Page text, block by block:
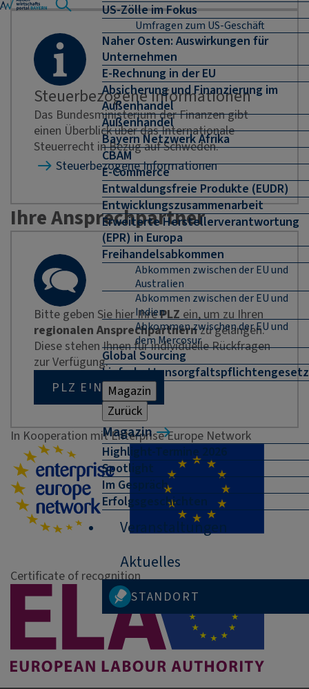
US-Zölle im Fokus
Umfragen zum US-Geschäft
Naher Osten: Auswirkungen für
Unternehmen
E-Rechnung in der EU
Absicherung und Finanzierung im
Außenhandel
Außenhandel
Bayern Netzwerk Afrika
CBAM
E-Commerce
Entwaldungsfreie Produkte (EUDR)
Entwicklungszusammenarbeit
Erweiterte Herstellerverantwortung
(EPR) in Europa
Freihandelsabkommen
Abkommen zwischen der EU und
Australien
Abkommen zwischen der EU und
Indien
Abkommen zwischen der EU und
dem Mercosur
Global Sourcing
Lieferkettensorgfaltspflichtengesetz
Magazin
Zurück
Magazin
Highlight-Termine 2026
Spotlight
Im Gespräch
Erfolgsgeschichten
Veranstaltungen
Aktuelles
STANDORT
Steuerbezogene Informationen
Das Bundesministerium der Finanzen gibt
einen Überblick über das Internationale
Steuerrecht in Bezug auf Schweden.
Steuerbezogene Informationen
Ihre Ansprechpartner
Bitte geben Sie hier IhrePLZ ein, um zu Ihren
regionalen Ansprechpartnernzu gelangen.
Diese stehen Ihnen für individuelle Rückfragen
zur Verfügung.
PLZ EINGEBEN
In Kooperation mit Enterprise Europe Network
Certificate of recognition